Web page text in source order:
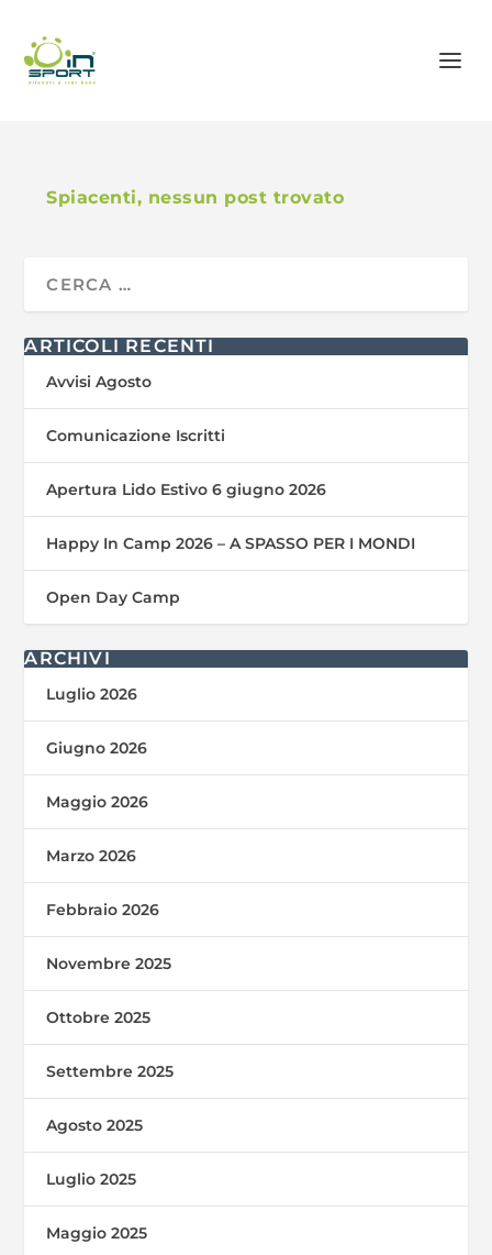
Spiacenti, nessun post trovato
ARTICOLI RECENTI
Avvisi Agosto
Comunicazione Iscritti
Apertura Lido Estivo 6 giugno 2026
Happy In Camp 2026 – A SPASSO PER I MONDI
Open Day Camp
ARCHIVI
Luglio 2026
Giugno 2026
Maggio 2026
Marzo 2026
Febbraio 2026
Novembre 2025
Ottobre 2025
Settembre 2025
Agosto 2025
Luglio 2025
Maggio 2025